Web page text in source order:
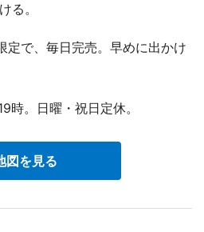
る。
で、毎日完売。早めに出かけ
。日曜・祝日定休。
図を見る